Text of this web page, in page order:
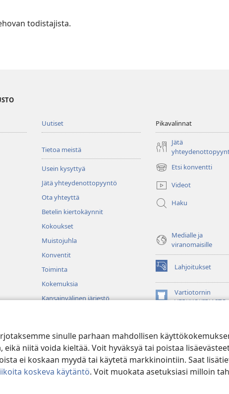
sinulle parhaan mahdollisen
niitä voida kieltää. Voit hyväksyä tai poistaa
ei koskaan myydä tai käytetä markkinointiin. Saat
koskeva käytäntö. Voit muokata asetuksiasi milloin
todistajista.
Uutiset
Tietoa meistä
Usein kysyttyä
Jätä yhteydenottopyyntö
Ota yhteyttä
Betelin kiertokäynnit
Kokoukset
Muistojuhla
Konventit
Toiminta
Kokemuksia
Kansainvälinen järjestö
Pikavalinnat
Jätä
Etsi konventti
(avaa
uuden
ikkunan)
Videot
Haku
Medialle ja
viranomaisille
Lahjoitukset
(avaa
uuden
ikkunan)Vartiotornin
VERKKOKIRJASTO
(avaa